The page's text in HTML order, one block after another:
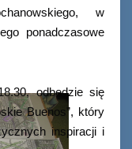
w
ponadczasowe
odbędzie się
Buenos”, który
inspiracji i